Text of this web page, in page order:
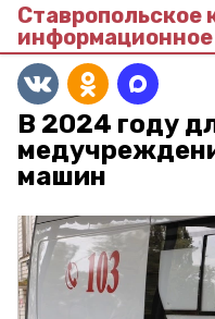
Ставропольское
информационное
В 2024 году
машин